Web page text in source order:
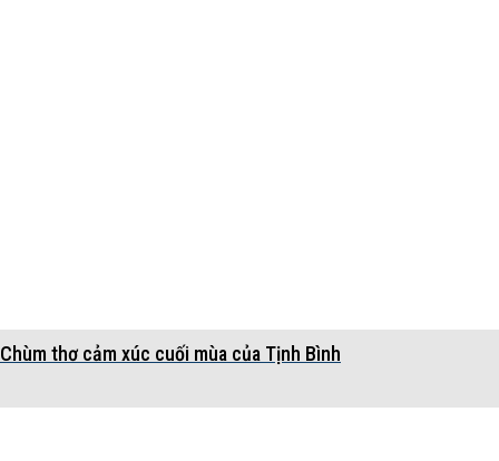
Chùm thơ cảm xúc cuối mùa của Tịnh Bình